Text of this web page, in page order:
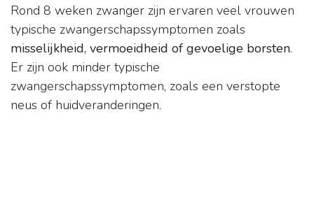
Rond 8 weken zwanger zijn ervaren veel vrouwen
typische zwangerschapssymptomen zoals
misselijkheid, vermoeidheid of gevoelige borsten.
Er zijn ook minder typische
zwangerschapssymptomen, zoals een verstopte
neus of huidveranderingen.